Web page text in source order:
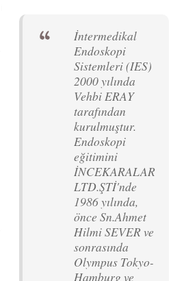
İntermedikal
Endoskopi
Sistemleri (IES)
2000 yılında
Vehbi ERAY
tarafından
kurulmuştur.
Endoskopi
eğitimini
İNCEKARALAR
LTD.ŞTİ'nde
1986 yılında,
önce Sn.Ahmet
Hilmi SEVER ve
sonrasında
Olympus Tokyo-
Hamburg ve